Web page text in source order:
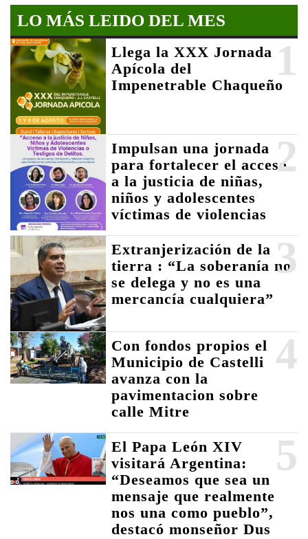
LO MÁS LEIDO DEL MES
1
Llega la XXX Jornada
Apícola del
Impenetrable Chaqueño
2
Impulsan una jornada
para fortalecer el acceso
a la justicia de niñas,
niños y adolescentes
víctimas de violencias
3
Extranjerización de la
tierra : “La soberanía no
se delega y no es una
mercancía cualquiera”
4
Con fondos propios el
Municipio de Castelli
avanza con la
pavimentacion sobre
calle Mitre
5
El Papa León XIV
visitará Argentina:
“Deseamos que sea un
mensaje que realmente
nos una como pueblo”,
destacó monseñor Dus